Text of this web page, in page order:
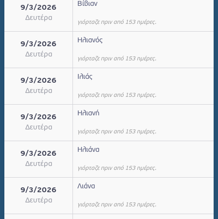
9/3/2026
Δευτέρα
Βίβιαν
γιόρταζε πριν από 153 ημέρες.
9/3/2026
Δευτέρα
Ηλιανός
γιόρταζε πριν από 153 ημέρες.
9/3/2026
Δευτέρα
Ιλιάς
γιόρταζε πριν από 153 ημέρες.
9/3/2026
Δευτέρα
Ηλιανή
γιόρταζε πριν από 153 ημέρες.
9/3/2026
Δευτέρα
Ηλιάνα
γιόρταζε πριν από 153 ημέρες.
9/3/2026
Δευτέρα
Λιάνα
γιόρταζε πριν από 153 ημέρες.